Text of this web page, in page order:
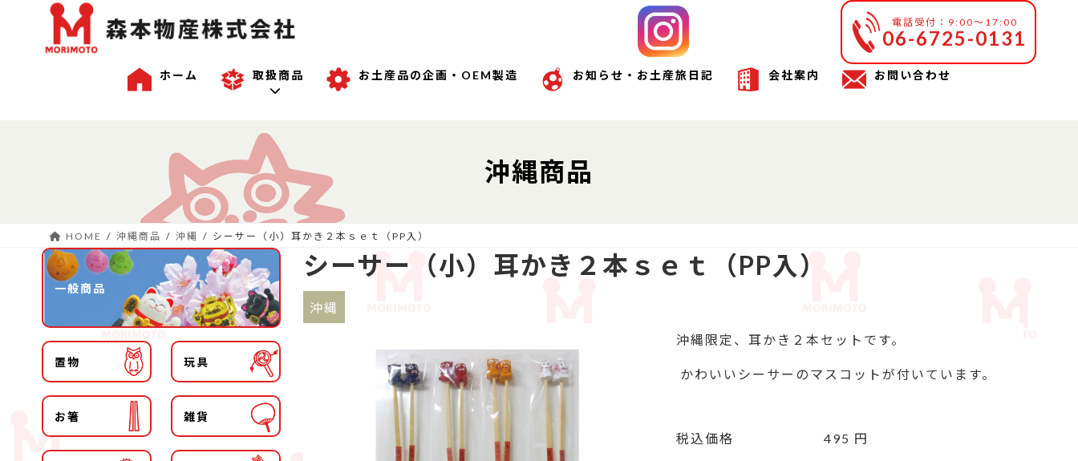
電話受付：9:00～17:00
06-6725-0131
ホーム 取扱商品
一般商品
沖縄商品
OEM商品例
お土産品の企画・OEM製造 お知らせ・お土産旅日記 会社案内 お問い合わせ
沖縄商品
HOME 沖縄商品 沖縄 シーサー（小）耳かき２本ｓｅｔ（PP入）
シーサー（小）耳かき２本ｓｅｔ（PP入）
沖縄
沖縄限定、耳かき２本セットです。
かわいいシーサーのマスコットが付いています。
税込価格 495 円
一般商品
置物 玩具
お箸 雑貨